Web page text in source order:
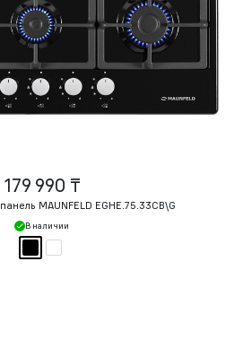
179 990 ₸
MAUNFELD EGHE.75.33CB\G
В наличии